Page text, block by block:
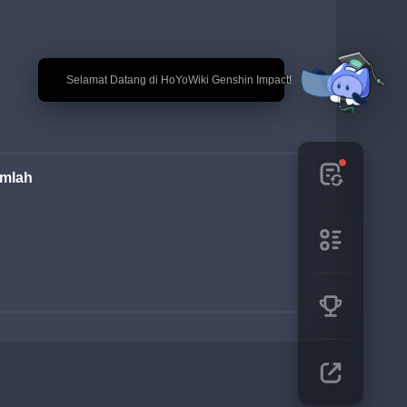
🎉 Selamat Datang di HoYoWiki Genshin Impact!